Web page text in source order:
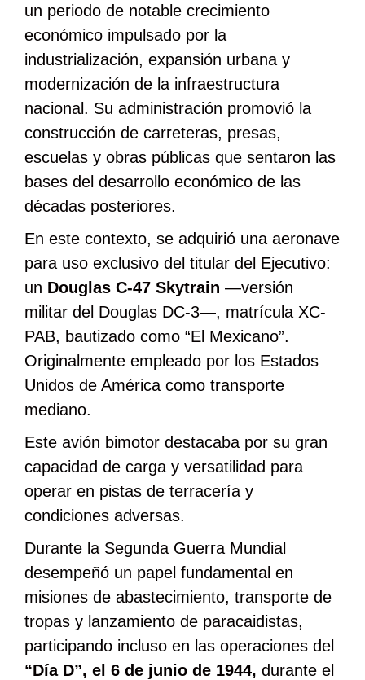
un periodo de notable crecimiento
económico impulsado por la
industrialización, expansión urbana y
modernización de la infraestructura
nacional. Su administración promovió la
construcción de carreteras, presas,
escuelas y obras públicas que sentaron las
bases del desarrollo económico de las
décadas posteriores.
En este contexto, se adquirió una aeronave
para uso exclusivo del titular del Ejecutivo:
un Douglas C-47 Skytrain ―versión
militar del Douglas DC-3―, matrícula XC-
PAB, bautizado como “El Mexicano”.
Originalmente empleado por los Estados
Unidos de América como transporte
mediano.
Este avión bimotor destacaba por su gran
capacidad de carga y versatilidad para
operar en pistas de terracería y
condiciones adversas.
Durante la Segunda Guerra Mundial
desempeñó un papel fundamental en
misiones de abastecimiento, transporte de
tropas y lanzamiento de paracaidistas,
participando incluso en las operaciones del
“Día D”, el 6 de junio de 1944, durante el